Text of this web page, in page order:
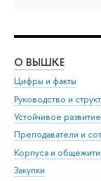
О ВЫШКЕ
Цифры и факты
Руководство и
Устойчивое
Преподаватели и
Корпуса и
Закупки